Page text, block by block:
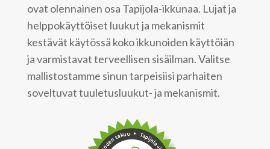
ovat olennainen osa Tapijola-ikkunaa. Lujat ja
helppokäyttöiset luukut ja mekanismit
kestävät käytössä koko ikkunoiden käyttöiän
ja varmistavat terveellisen sisäilman. Valitse
mallistostamme sinun tarpeisiisi parhaiten
soveltuvat tuuletusluukut- ja mekanismit.